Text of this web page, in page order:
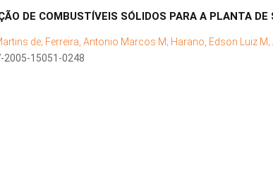
DE COMBUSTÍVEIS SÓLIDOS PARA A PLANTA
de; Ferreira, Antonio Marcos M; Harano, Edson Luiz M;
2005-15051-0248